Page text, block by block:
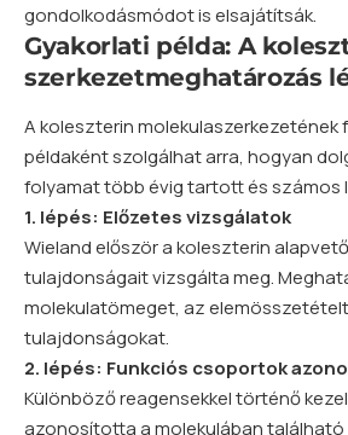
gondolkodásmódot is elsajátítsák.
Gyakorlati példa: A
szerkezetmeghatározás
A koleszterin molekulaszerkezetének
példaként szolgálhat arra, hogyan
folyamat több évig tartott és számos
1. lépés: Előzetes vizsgálatok
Wieland először a koleszterin
tulajdonságait vizsgálta meg.
molekulatömeget, az
tulajdonságokat.
2. lépés: Funkciós csoportok
Különböző reagensekkel történő
azonosította a molekulában található